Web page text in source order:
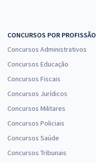
CONCURSOS POR PROFISSÃO
Concursos Administrativos
Concursos Educação
Concursos Fiscais
Concursos Jurídicos
Concursos Militares
Concursos Policiais
Concursos Saúde
Concursos Tribunais